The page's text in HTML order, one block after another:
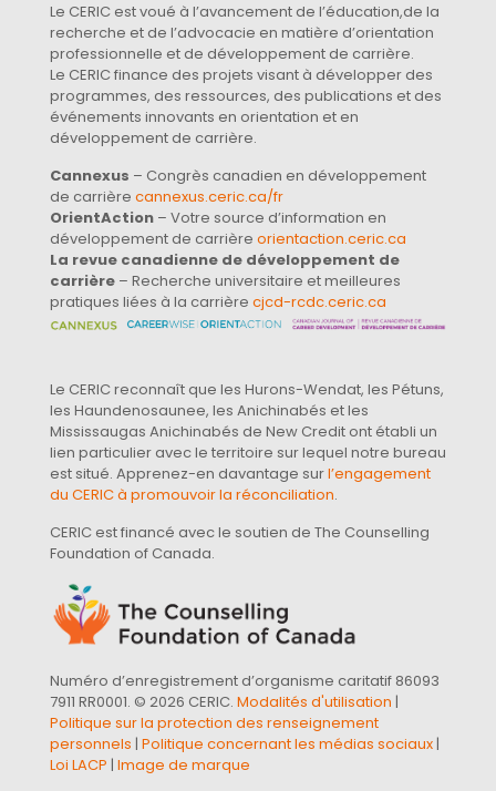
Le CERIC est voué à l’avancement de l’éducation,de la
recherche et de l’advocacie en matière d’orientation
professionnelle et de développement de carrière.
Le CERIC finance des projets visant à développer des
programmes, des ressources, des publications et des
événements innovants en orientation et en
développement de carrière.
Cannexus – Congrès canadien en développement
de carrière cannexus.ceric.ca/fr
OrientAction – Votre source d’information en
développement de carrière orientaction.ceric.ca
La revue canadienne de développement de
carrière – Recherche universitaire et meilleures
pratiques liées à la carrière cjcd-rcdc.ceric.ca
Le CERIC reconnaît que les Hurons-Wendat, les Pétuns,
les Haundenosaunee, les Anichinabés et les
Mississaugas Anichinabés de New Credit ont établi un
lien particulier avec le territoire sur lequel notre bureau
est situé. Apprenez-en davantage surl’engagement
du CERIC à promouvoir la réconciliation.
CERIC est financé avec le soutien de The Counselling
Foundation of Canada.
Numéro d’enregistrement d’organisme caritatif 86093
7911 RR0001. © 2026 CERIC. Modalités d'utilisation |
Politique sur la protection des renseignement
personnels | Politique concernant les médias sociaux|
Loi LACP | Image de marque